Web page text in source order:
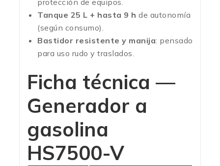
protección de equipos.
Tanque 25 L + hasta 9 h de autonomía
(según consumo).
Bastidor resistente y manija: pensado
para uso rudo y traslados.
Ficha técnica —
Generador a
gasolina
HS7500-V